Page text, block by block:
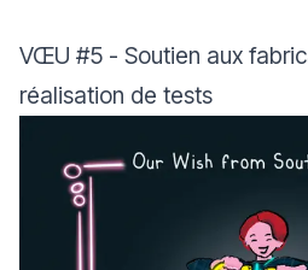
VŒU #5 - Soutien aux
réalisation de tests